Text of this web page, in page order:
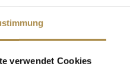
verwendet Cookies